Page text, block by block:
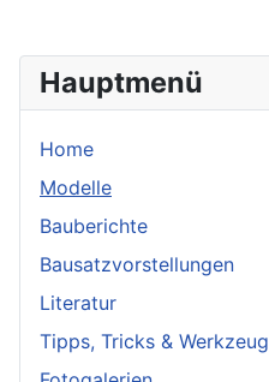
Hauptmenü
Home
Modelle
Bauberichte
Bausatzvorstellungen
Literatur
Tipps, Tricks & Werkzeug